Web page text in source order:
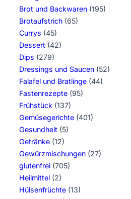
Brot und Backwaren (195)
Brotaufstrich (65)
Currys (45)
Dessert (42)
Dips (279)
Dressings und Saucen (52)
Falafel und Bratlinge (44)
Fastenrezepte (95)
Frühstück (137)
Gemüsegerichte (401)
Gesundheit (5)
Getränke (12)
Gewürzmischungen (27)
glutenfrei (705)
Heilmittel (2)
Hülsenfrüchte (13)